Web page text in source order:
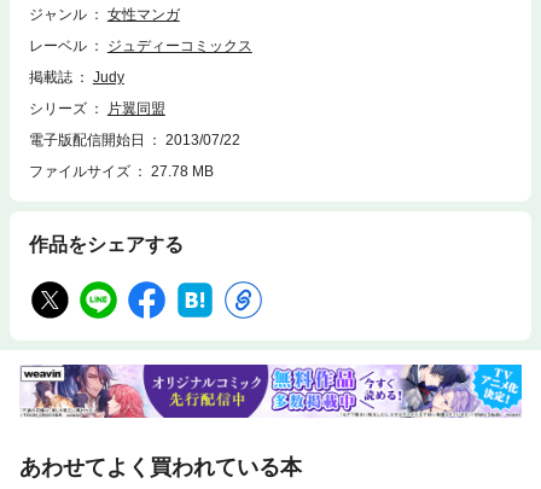
ジャンル
女性マンガ
レーベル
ジュディーコミックス
掲載誌
Judy
シリーズ
片翼同盟
電子版配信開始日
2013/07/22
ファイルサイズ
27.78 MB
作品をシェアする
あわせてよく買われている本